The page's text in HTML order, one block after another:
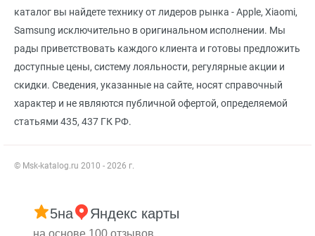
каталог вы найдете технику от лидеров рынка - Apple, Xiaomi,
Samsung исключительно в оригинальном исполнении. Мы
рады приветствовать каждого клиента и готовы предложить
доступные цены, систему лояльности, регулярные акции и
скидки. Сведения, указанные на сайте, носят справочный
характер и не являются публичной офертой, определяемой
статьями 435, 437 ГК РФ.
© Msk-katalog.ru 2010 - 2026 г.
5на Яндекс карты
на основе 100 отзывов